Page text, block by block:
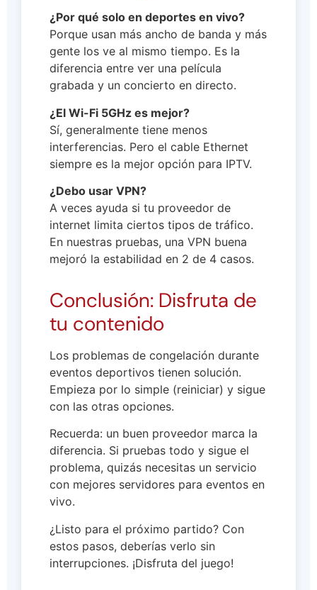
¿Por qué solo en deportes en vivo?
Porque usan más ancho de banda y más
gente los ve al mismo tiempo. Es la
diferencia entre ver una película
grabada y un concierto en directo.
¿El Wi-Fi 5GHz es mejor?
Sí, generalmente tiene menos
interferencias. Pero el cable Ethernet
siempre es la mejor opción para IPTV.
¿Debo usar VPN?
A veces ayuda si tu proveedor de
internet limita ciertos tipos de tráfico.
En nuestras pruebas, una VPN buena
mejoró la estabilidad en 2 de 4 casos.
Conclusión: Disfruta de
tu contenido
Los problemas de congelación durante
eventos deportivos tienen solución.
Empieza por lo simple (reiniciar) y sigue
con las otras opciones.
Recuerda: un buen proveedor marca la
diferencia. Si pruebas todo y sigue el
problema, quizás necesitas un servicio
con mejores servidores para eventos en
vivo.
¿Listo para el próximo partido? Con
estos pasos, deberías verlo sin
interrupciones. ¡Disfruta del juego!